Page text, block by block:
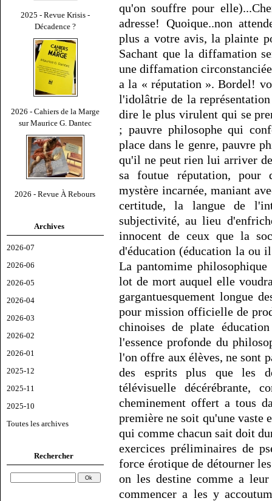
2025 - Revue Krisis -
Décadence ?
2026 - Cahiers de la Marge
sur Maurice G. Dantec
2026 - Revue À Rebours
Archives
2026-07
2026-06
2026-05
2026-04
2026-03
2026-02
2026-01
2025-12
2025-11
2025-10
Toutes les archives
Rechercher
qu'on souffre pour
adresse! Quoique..non
plus a votre avis, la plainte
Sachant que la diffamation
une diffamation
a la « réputation ». Bordel!
l'idolâtrie de la
dire le plus virulent qui se
; pauvre philosophe qui
place dans le genre, pauvre
qu'il ne peut rien lui arriver
sa foutue réputation, pour
mystère incarnée, maniant
certitude, la langue de
subjectivité, au lieu
innocent de ceux que la
d'éducation (éducation la ou
La pantomime
lot de mort auquel elle
gargantuesquement longue
pour mission officielle de
chinoises de plate
l'essence profonde du
l'on offre aux élèves, ne sont
des esprits plus que les
télévisuelle décérébrante,
cheminement offert a tous
première ne soit qu'une vaste
qui comme chacun sait doit
exercices préliminaires de
force érotique de détourner
on les destine comme a
commencer a les y